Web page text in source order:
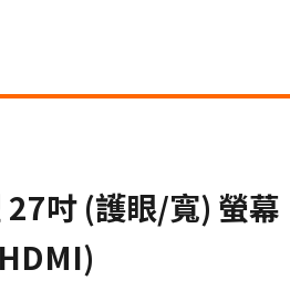
吋 (護眼/寬) 螢幕